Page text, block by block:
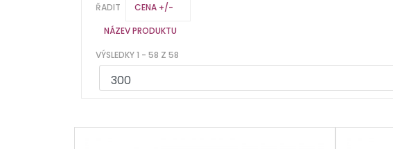
ŘADIT
CENA +/-
NÁZEV PRODUKTU
VÝSLEDKY 1 - 58 Z 58